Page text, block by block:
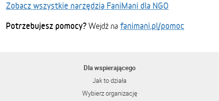
Zobacz wszystkie narzędzia FaniMani dla NGO
Potrzebujesz pomocy? Wejdź na fanimani.pl/pomoc
Dla wspierającego
Jak to działa
Wybierz organizację